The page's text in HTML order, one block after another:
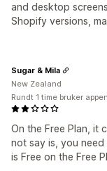
and desktop
Shopify versions,
On the Free Plan, it
not say is, you
is Free on the Free
Sugar & Mila
New Zealand
Rundt 1 time bruker appen